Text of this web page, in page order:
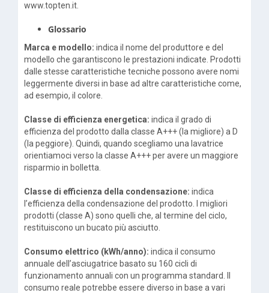
www.topten.it.
Glossario
Marca e modello: indica il nome del produttore e del
modello che garantiscono le prestazioni indicate. Prodotti
dalle stesse caratteristiche tecniche possono avere nomi
leggermente diversi in base ad altre caratteristiche come,
ad esempio, il colore.
Classe di efficienza energetica: indica il grado di
efficienza del prodotto dalla classe A+++ (la migliore) a D
(la peggiore). Quindi, quando scegliamo una lavatrice
orientiamoci verso la classe A+++ per avere un maggiore
risparmio in bolletta.
Classe di efficienza della condensazione: indica
l’efficienza della condensazione del prodotto. I migliori
prodotti (classe A) sono quelli che, al termine del ciclo,
restituiscono un bucato più asciutto.
Consumo elettrico (kWh/anno): indica il consumo
annuale dell’asciugatrice basato su 160 cicli di
funzionamento annuali con un programma standard. Il
consumo reale potrebbe essere diverso in base a vari